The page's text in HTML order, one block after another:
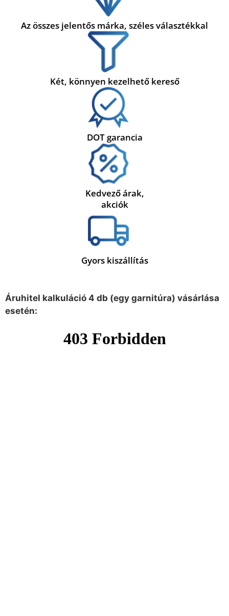
Az összes jelentős márka, széles választékkal
Két, könnyen kezelhető kereső
DOT garancia
Kedvező árak,
akciók
Gyors kiszállítás
Áruhitel kalkuláció 4 db (egy garnitúra) vásárlása
esetén: